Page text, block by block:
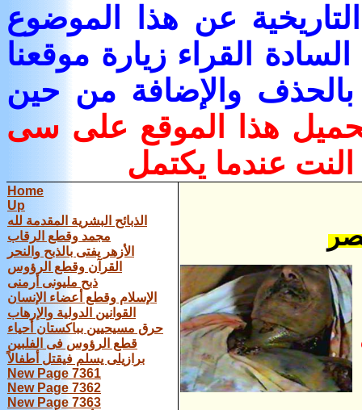
التاريخية عن هذا الموضوع
القراء زيارة موقعنا
والإضافة من حين
هذا الموقع على سى
عندما يكتمل
Home
Up
الذبائح البشرية المقدمة لله
مجمد وقطع الرقاب
الأزهر يفتى بالذبح والنحر
القرآن وقطع الرؤوس
ذبح مليونى أرمنى
الإسلام وقطع أعضاء الإنسان
القوانين الدولية والإرهاب
حرق مسيحيين بباكستان أحياء
قطع الرؤوس فى الفلبين
برازيلى يسلم فيقتل أطفالاً
New Page 7361
New Page 7362
New Page 7363